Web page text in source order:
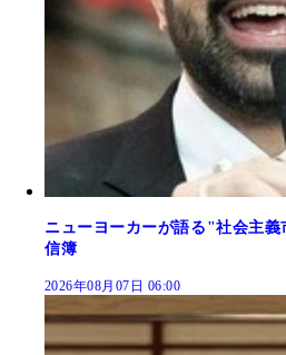
ニューヨーカーが語る"社会主
信簿
2026年08月07日 06:00